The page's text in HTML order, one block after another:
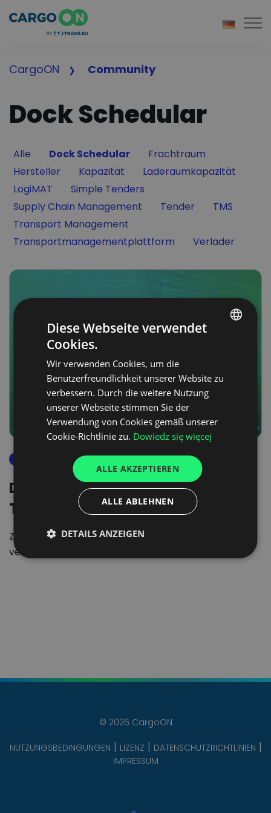
CargoON Community
Dock Schedular
Filter by
Alle Filter by
Dock Schedular Filter by
Frachtraum
Filter by
Hersteller Filter by
Kapazität Filter by
Laderaumkapazität
Filter by
LogiMAT Filter by
Simple Tenders
Filter by
Supply Chain Management Filter by
Tender Filter by
TMS
Filter by
Transport Management
Filter by
Transportmanagementplattform Filter by
Verlader
dock schedular
Die digitale Revolution im
Transportmanagement
Zugang zu Kapazitäten und der Logistik 4.0
verbunden in einer funktionalen Plattform
© 2026 CargoON
NUTZUNGSBEDINGUNGEN LIZENZ
DATENSCHUTZRICHTLINIEN
IMPRESSUM
SPANISH
FRENCH
Diese Webseite verwendet
Cookies.
Wir verwenden Cookies, um die
Benutzerfreundlichkeit unserer Website zu
verbessern. Durch die weitere Nutzung
unserer Webseite stimmen Sie der
Verwendung von Cookies gemäß unserer
Cookie-Richtlinie zu. Dowiedz się więcej
ALLE AKZEPTIEREN
ALLE ABLEHNEN
DETAILS ANZEIGEN